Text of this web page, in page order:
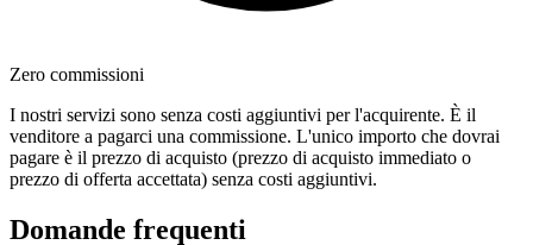
Zero commissioni
I nostri servizi sono senza costi aggiuntivi per l'acquirente. È il
venditore a pagarci una commissione. L'unico importo che dovrai
pagare è il prezzo di acquisto (prezzo di acquisto immediato o
prezzo di offerta accettata) senza costi aggiuntivi.
Domande frequenti